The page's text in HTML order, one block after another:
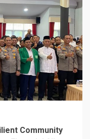
Community